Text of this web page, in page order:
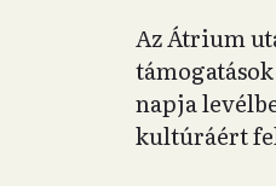
Az Átrium
napja
kultúráért